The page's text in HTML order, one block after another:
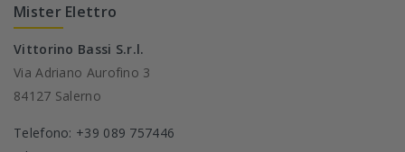
Mister Elettro
Vittorino Bassi S.r.l.
Via Adriano Aurofino 3
84127 Salerno
Telefono: +39 089 757446